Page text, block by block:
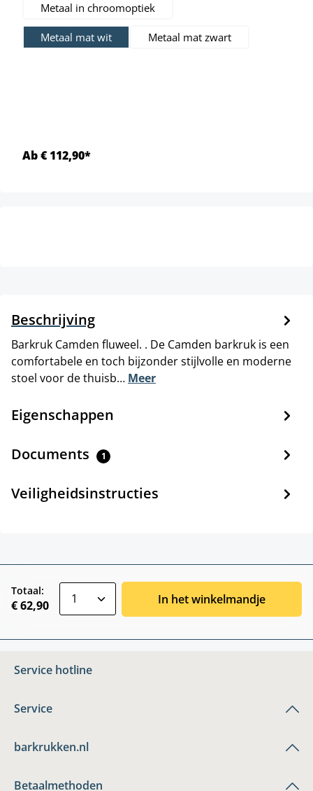
Metaal in chroomoptiek
Metaal mat wit Metaal mat zwart
Ab € 112,90*
Beschrijving
Barkruk Camden fluweel. . De Camden barkruk is een
comfortabele en toch bijzonder stijlvolle en moderne
stoel voor de thuisb… Meer
Eigenschappen
Documents 1
Veiligheidsinstructies
Totaal:
€ 62,90 In het winkelmandje
Service hotline
Service
barkrukken.nl
Betaalmethoden